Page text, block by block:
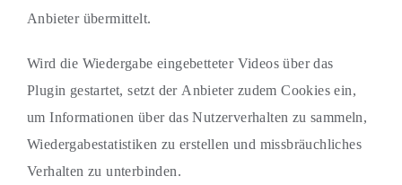
Anbieter übermittelt.
Wird die Wiedergabe eingebetteter Videos über das
Plugin gestartet, setzt der Anbieter zudem Cookies ein,
um Informationen über das Nutzerverhalten zu sammeln,
Wiedergabestatistiken zu erstellen und missbräuchliches
Verhalten zu unterbinden.